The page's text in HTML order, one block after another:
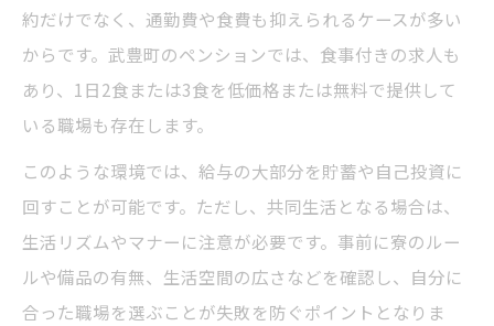
約だけでなく、通勤費や食費も抑えられるケースが多い
からです。武豊町のペンションでは、食事付きの求人も
あり、1日2食または3食を低価格または無料で提供して
いる職場も存在します。
このような環境では、給与の大部分を貯蓄や自己投資に
回すことが可能です。ただし、共同生活となる場合は、
生活リズムやマナーに注意が必要です。事前に寮のルー
ルや備品の有無、生活空間の広さなどを確認し、自分に
合った職場を選ぶことが失敗を防ぐポイントとなりま